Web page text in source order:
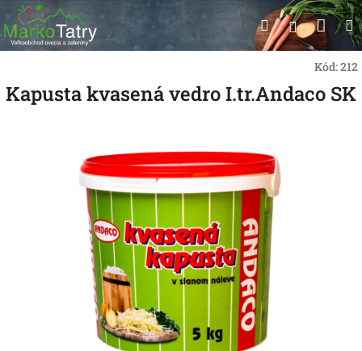
Prejsť
na
obsah
Hľadať
Kód:212
Kapusta kvasená vedro I.tr.Andaco SK